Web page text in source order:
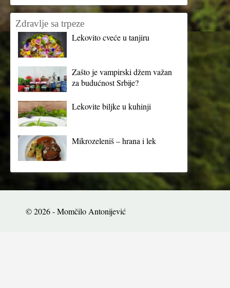
Zdravlje sa trpeze
Lekovito cveće u tanjiru
Zašto je vampirski džem važan
za budućnost Srbije?
Lekovite biljke u kuhinji
Mikrozeleniš – hrana i lek
© 2026 - Momčilo Antonijević